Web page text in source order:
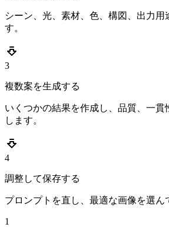
シーン、光、素材、色、構図、出力用
す。
3
複数案を生成する
いくつかの結果を作成し、品質、一貫
します。
4
調整して保存する
プロンプトを直し、最適な画像を選ん
1